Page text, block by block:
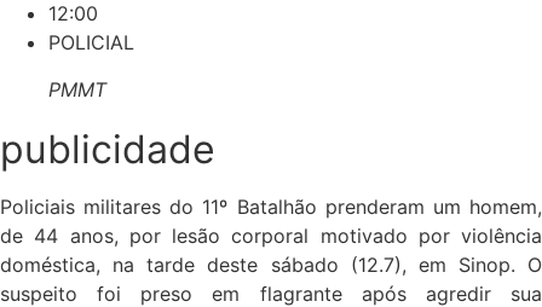
12:00
POLICIAL
PMMT
publicidade
Policiais militares do 11º Batalhão prenderam um homem,
de 44 anos, por lesão corporal motivado por violência
doméstica, na tarde deste sábado (12.7), em Sinop. O
suspeito foi preso em flagrante após agredir sua